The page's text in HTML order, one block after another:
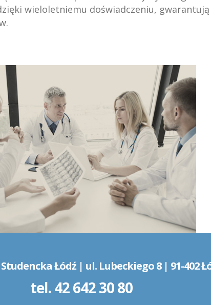
wieloletniemu doświadczeniu,
Łódź | ul. Lubeckiego 8 | 91-402
tel.42 642 30 80